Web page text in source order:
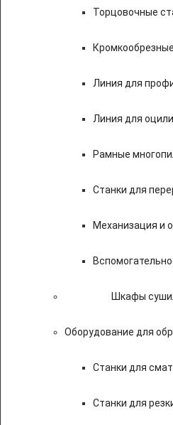
Торцовочные
Линия для
Линия для
Рамные
Станки для
Механизация и
Шкафы
Оборудование для
Станки для
Станки для